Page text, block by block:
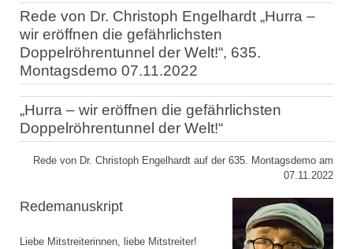
Rede von Dr. Christoph Engelhardt „Hurra –
wir eröffnen die gefährlichsten
Doppelröhrentunnel der Welt!“, 635.
Montagsdemo 07.11.2022
„Hurra – wir eröffnen die gefährlichsten
Doppelröhrentunnel der Welt!“
Rede von Dr. Christoph Engelhardt auf der 635. Montagsdemo am
07.11.2022
Redemanuskript
Liebe Mitstreiterinnen, liebe Mitstreiter!